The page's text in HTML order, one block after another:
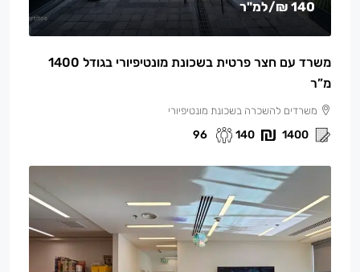
140 ₪ /למ"ר
משרד עם חצר פרטית בשכונת מונטיפיורי בגודל 1400
מ”ר
משרדים להשכרה בשכונת מונטיפיורי
1400
140
96